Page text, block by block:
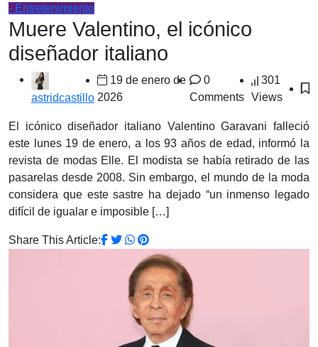
- Entretenimiento
Muere Valentino, el icónico
diseñador italiano
astridcastillo
19 de enero de
2026
0
Comments
301
Views
El icónico diseñador italiano Valentino Garavani falleció
este lunes 19 de enero, a los 93 años de edad, informó la
revista de modas Elle. El modista se había retirado de las
pasarelas desde 2008. Sin embargo, el mundo de la moda
considera que este sastre ha dejado “un inmenso legado
difícil de igualar e imposible […]
Share This Article: